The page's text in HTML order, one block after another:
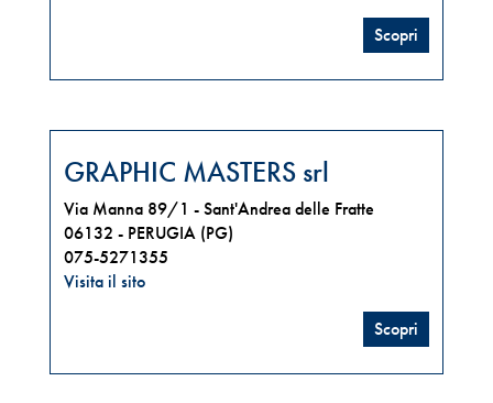
Scopri
GRAPHIC MASTERS srl
Via Manna 89/1 - Sant'Andrea delle Fratte
06132 - PERUGIA (PG)
075-5271355
Visita il sito
Scopri